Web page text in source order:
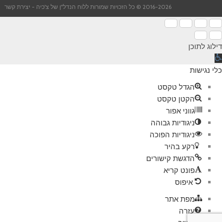
2016-2026 © כל הזכויות שמורות ללוח הנדל"ן של צ'כיה - יצירת קשר
דילוג לתוכן
פתח
סרגל
כלי נגישות
הגדל טקסט
הקטן טקסט
גווני אפור
ניגודיות גבוהה
ניגודיות הפוכה
רקע בהיר
הדגשת קישורים
פונט קריא
איפוס
מפת אתר
עזרה